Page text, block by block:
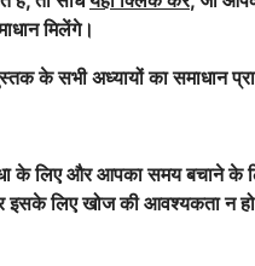
मिलेंगे।
के सभी अध्यायों का समाधान
लिए और आपका समय बचाने के
इसके लिए खोज की आवश्यकता